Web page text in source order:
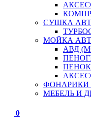
СУШКА
МОЙКА
АВД
ФОНАРИКИ
МЕБЕЛЬ И
0